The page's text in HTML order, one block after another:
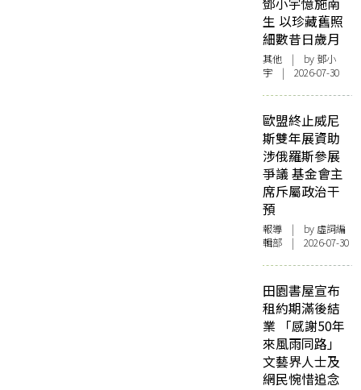
鄧小宇憶施南
生 以珍藏舊照
細數昔日歲月
其他 | by 鄧小
宇 | 2026-07-30
歐盟終止威尼
斯雙年展資助
涉俄羅斯參展
爭議 基金會主
席斥屬政治干
預
報導 | by 虛詞編
輯部 | 2026-07-30
田園書屋宣布
租約期滿後結
業 「感謝50年
來風雨同路」
文藝界人士及
網民惋惜追念